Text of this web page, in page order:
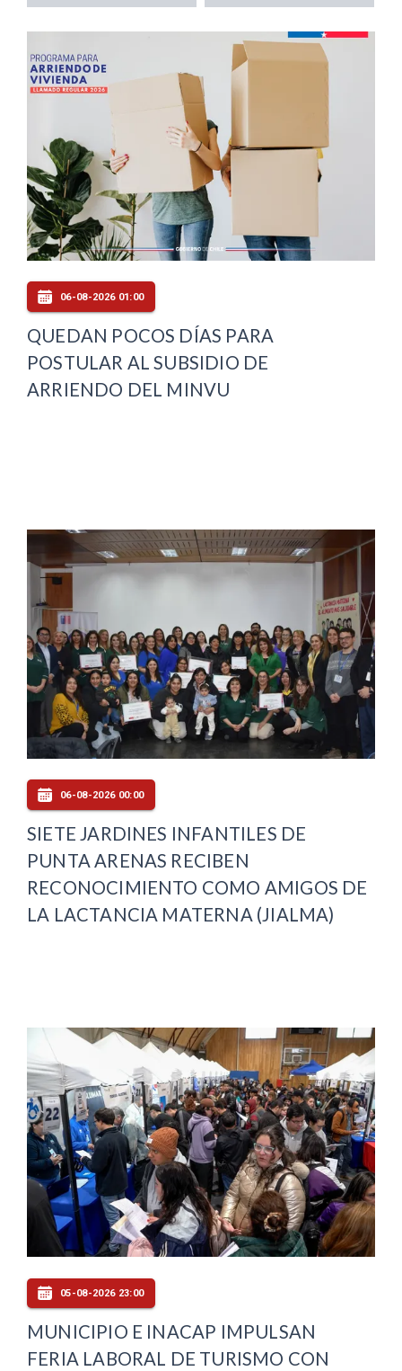
06-08-2026 01:00
QUEDAN POCOS DÍAS PARA
POSTULAR AL SUBSIDIO DE
ARRIENDO DEL MINVU
06-08-2026 00:00
SIETE JARDINES INFANTILES DE
PUNTA ARENAS RECIBEN
RECONOCIMIENTO COMO AMIGOS DE
LA LACTANCIA MATERNA (JIALMA)
05-08-2026 23:00
MUNICIPIO E INACAP IMPULSAN
FERIA LABORAL DE TURISMO CON